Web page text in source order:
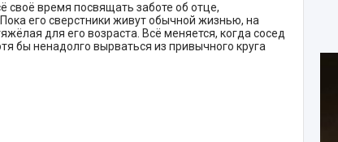
своё время посвящать заботе об отце,
его сверстники живут обычной жизнью, на
для его возраста. Всё меняется, когда сосед
бы ненадолго вырваться из привычного круга